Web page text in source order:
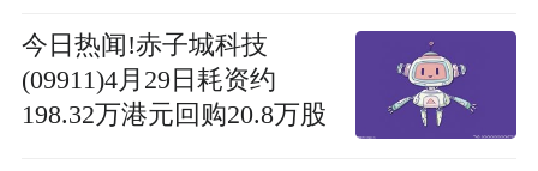
今日热闻!赤子城科技
(09911)4月29日耗资约
198.32万港元回购20.8万股